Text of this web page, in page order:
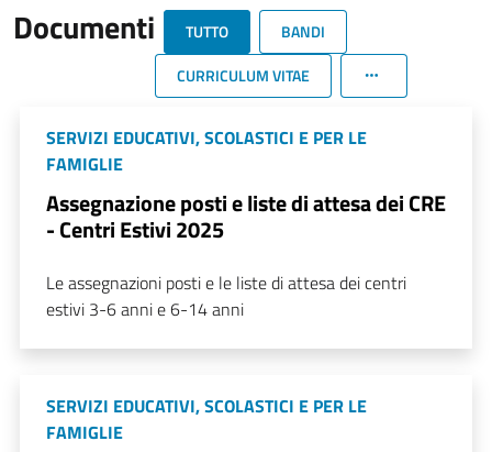
Documenti TUTTO
BANDI
CURRICULUM VITAE
SERVIZI EDUCATIVI, SCOLASTICI E PER LE
FAMIGLIE
Assegnazione posti e liste di attesa dei CRE
- Centri Estivi 2025
Le assegnazioni posti e le liste di attesa dei centri
estivi 3-6 anni e 6-14 anni
SERVIZI EDUCATIVI, SCOLASTICI E PER LE
FAMIGLIE